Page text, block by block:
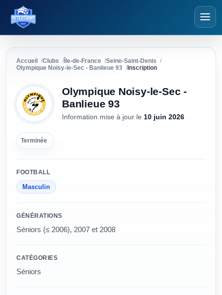
Détections Foot
Accueil Clubs Île-de-France
Seine-Saint-Denis
Olympique Noisy-le-Sec - Banlieue 93
Inscription
Olympique Noisy-le-Sec -
Banlieue 93
Information mise à jour le 10 juin 2026
Terminée
FOOTBALL
Masculin
GÉNÉRATIONS
Séniors (≤ 2006), 2007 et 2008
CATÉGORIES
Séniors